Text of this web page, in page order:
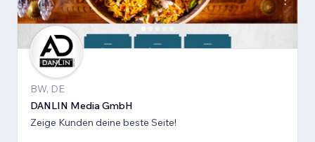
BW, DE
DANLIN Media GmbH
Zeige Kunden deine beste Seite!